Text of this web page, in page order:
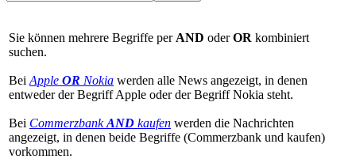
Sie können mehrere Begriffe per AND oderOR kombiniert
suchen.
Bei Apple OR Nokia werden alle News angezeigt, in denen
entweder der Begriff Apple oder der Begriff Nokia steht.
Bei CommerzbankAND kaufen werden die Nachrichten
angezeigt, in denen beide Begriffe (Commerzbank und kaufen)
vorkommen.